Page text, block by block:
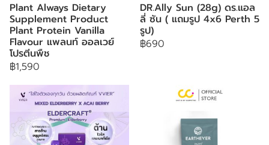
Plant Always Dietary
Supplement Product
Plant Protein Vanilla
Flavour แพลนท์ ออลเวย์
โปรตีนพืช
฿1,590
DR.Ally Sun (28g) ดร.แอล
ลี่ ซัน ( แถมรูป 4x6 Perth 5
รูป)
฿690